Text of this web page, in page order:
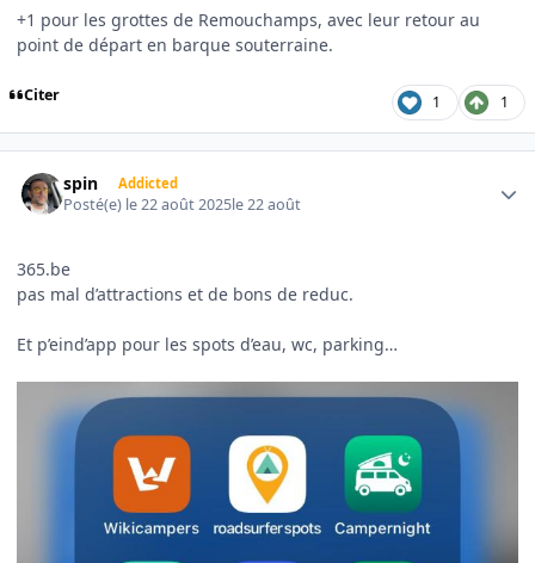
+1 pour les grottes de Remouchamps, avec leur retour au
point de départ en barque souterraine.
Citer 1 1
spin Addicted
Posté(e) le 22 août 2025le 22 août
365.be
pas mal d’attractions et de bons de reduc.
Et p’eind’app pour les spots d’eau, wc, parking…